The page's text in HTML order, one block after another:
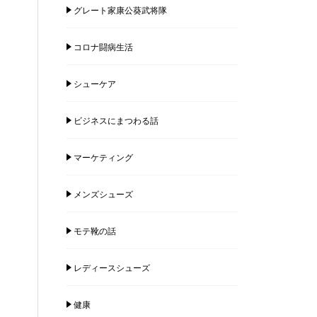
グレート家康公葵武将隊
コロナ闘病生活
シューケア
ビジネスにまつわる話
マーケティング
メンズシューズ
モテ靴の話
レディースシューズ
健康